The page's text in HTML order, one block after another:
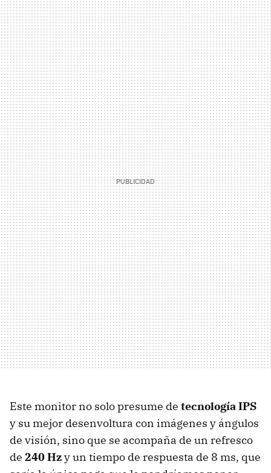
Este monitor no solo presume de tecnología IPS
y su mejor desenvoltura con imágenes y ángulos
de visión, sino que se acompaña de un refresco
de 240 Hzy un tiempo de respuesta de 8 ms, que